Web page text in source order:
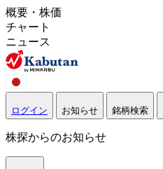
概要・株価
チャート
ニュース
ログイン お知らせ 銘柄検索
株探からのお知らせ